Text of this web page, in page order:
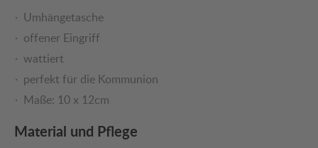
Umhängetasche
offener Eingriff
wattiert
perfekt für die Kommunion
Maße: 10 x 12cm
Material und Pflege